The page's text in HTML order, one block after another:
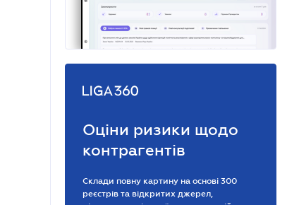
Оціни ризики щодо
контрагентів
Склади повну картину на основі 300
реєстрів та відкритих джерел,